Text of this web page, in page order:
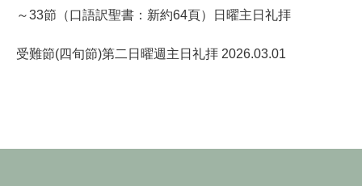
～33節（口語訳聖書：新約64頁）日曜主日礼拝
受難節(四旬節)第二日曜週主日礼拝 2026.03.01